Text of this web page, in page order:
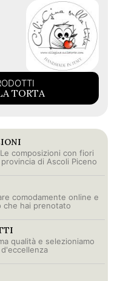
TORTA
composizioni con fiori
di Ascoli Piceno
comodamente online e
che hai prenotato
qualità e selezioniamo